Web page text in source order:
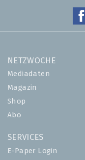
NETZWOCHE
Mediadaten
Magazin
Shop
Abo
SERVICES
E-Paper Login